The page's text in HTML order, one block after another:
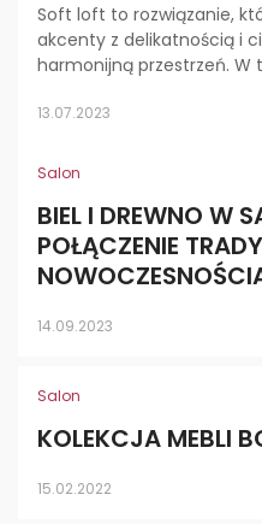
Soft loft to rozwiązanie,
akcenty z delikatnością i
harmonijną przestrzeń. W
13.07.2023
Salon
BIEL I DREWNO W
POŁĄCZENIE
14.09.2023
Salon
KOLEKCJA MEBLI
15.02.2022